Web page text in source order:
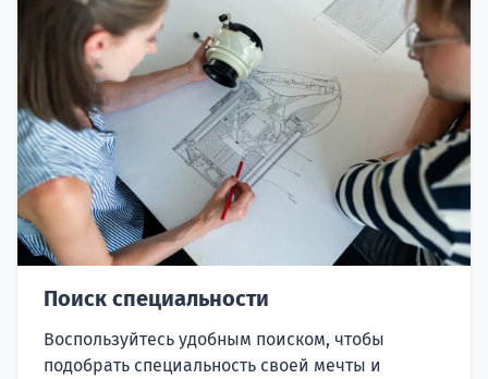
Поиск специальности
Воспользуйтесь удобным поиском, чтобы
подобрать специальность своей мечты и